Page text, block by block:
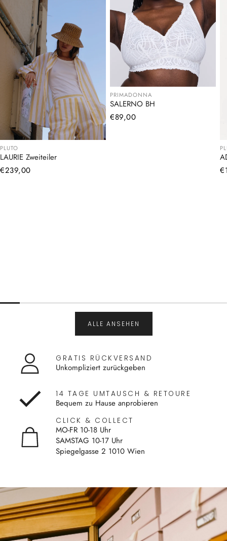
PLUTO
LAURIE Zweiteiler
Normaler
€239,00
PRIMADONNA
SALERNO BH
Normaler
€89,00
ALLE ANSEHEN
GRATIS RÜCKVERSAND
Unkompliziert zurückgeben
14 TAGE UMTAUSCH & RETOURE
Bequem zu Hause anprobieren
CLICK & COLLECT
MO-FR 10-18 Uhr
SAMSTAG 10-17 Uhr
Spiegelgasse 2 1010 Wien